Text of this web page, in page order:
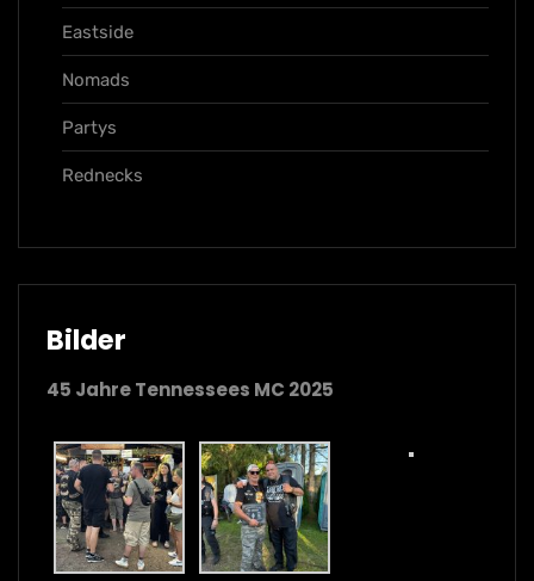
Eastside
Nomads
Partys
Rednecks
Bilder
45 Jahre Tennessees MC 2025